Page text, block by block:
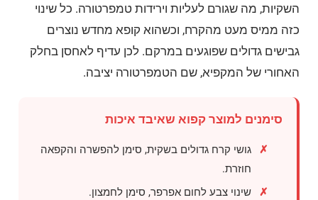
השקיות, מה שגורם לעליות וירידות טמפרטורה. כל שינוי
כזה ממיס מעט מהקרח, וכשהוא קופא מחדש נוצרים
גבישים גדולים שפוגעים במרקם. לכן עדיף לאחסן בחלק
האחורי של המקפיא, שם הטמפרטורה יציבה.
סימנים למוצר קפוא שאיבד איכות
גושי קרח גדולים בשקית, סימן להפשרה והקפאה
חוזרת.
שינוי צבע לחום אפרפר, סימן לחמצון.